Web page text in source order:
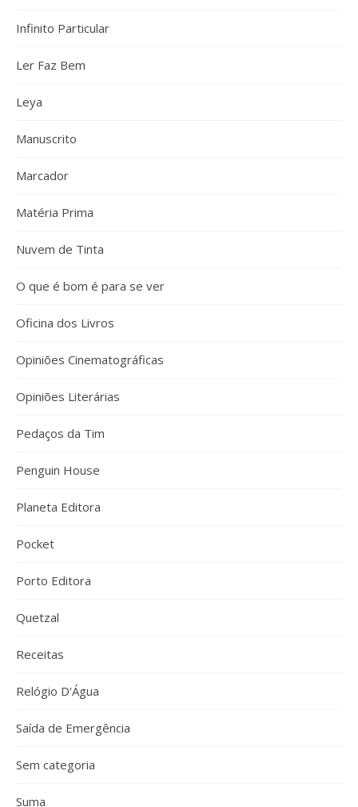
Infinito Particular
Ler Faz Bem
Leya
Manuscrito
Marcador
Matéria Prima
Nuvem de Tinta
O que é bom é para se ver
Oficina dos Livros
Opiniões Cinematográficas
Opiniões Literárias
Pedaços da Tim
Penguin House
Planeta Editora
Pocket
Porto Editora
Quetzal
Receitas
Relógio D'Água
Saída de Emergência
Sem categoria
Suma